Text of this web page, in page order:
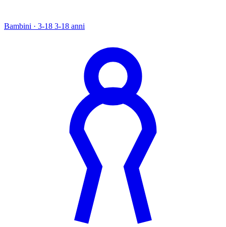
Bambini · 3-18 3-18 anni